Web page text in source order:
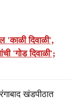
'काळी दिवाळी',
'गोड दिवाळी';
खंडपीठात